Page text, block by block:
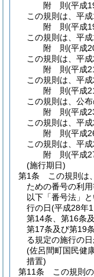
附 則(平成
この規則は、平
附 則(平成
この規則は、平
附 則(平成
この規則は、平
附 則(平成
この規則は、平
附 則(平成
この規則は、公
附 則(平成
この規則は、平
附 則(平成
この規則は、平
附 則(平成
(施行期日)
第1条
この規則は
ための番号の利
以下「番号法」
行の日(平成28年
第14条、第16条
第17条及び第19
る規定の施行の日
(佐呂間町国民健
措置)
第11条
この規則